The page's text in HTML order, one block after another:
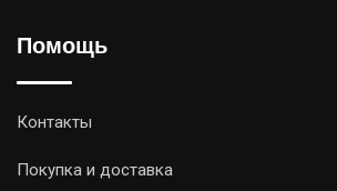
Помощь
Контакты
Покупка и доставка